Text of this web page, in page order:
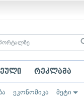
რეკლამა
ეკონომიკა მეტი